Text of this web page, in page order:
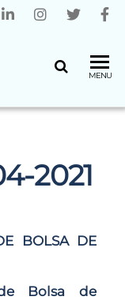
MENU
2021
BOLSA DE
Bolsa de